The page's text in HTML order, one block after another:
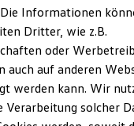
Updates
ID.
Informationen
Dritter, wie z.B.
oder
auch auf anderen
werden kann. Wir
solcher